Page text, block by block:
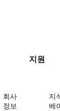
회사
정보
지원
지
베